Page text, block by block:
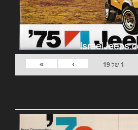
1 של19
›
»